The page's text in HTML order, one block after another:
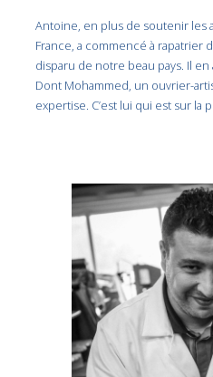
Antoine, en plus de soutenir les
France, a commencé à rapatrier
disparu de notre beau pays. Il en
Dont Mohammed, un ouvrier-
expertise. C’est lui qui est sur la